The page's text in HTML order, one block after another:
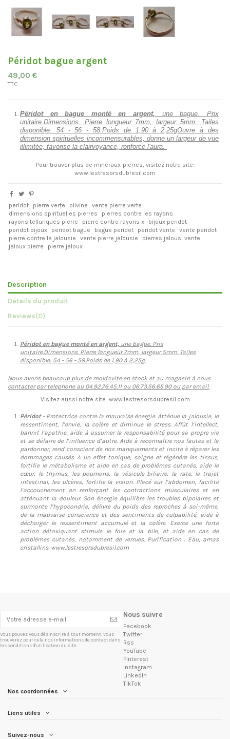
Péridot bague argent
49,00 €
TTC
Péridot en bague monté en argent, une bague. Prix
unitaire.Dimensions. Pierre longueur 7mm, largeur 5mm. Tailes
disponible: 54 - 56 - 58.Poids de 1,90 à 2,25gOuvre à des
dimension spirituelles incommensurables, donne un largeur de vue
illimitée, favorise la clairvoyance, renforce l'aura.
Pour trouver plus de mineraux-pierres, visitez notre site:
www.lestresorsdubresil.com
peridot pierre verte olivine
vente pierre verte
dimensions spirituelles pierres
pierres contre les rayons
rayons telluriques pierre
pierre contre rayons x
bijoux peridot
peridot bijoux
peridot bague bague peridot peridot vente
vente peridot
pierre contre la jalousie
vente pierre jalousie
pierres jalousi vente
jaloux pierre
pierre jaloux
Description
Détails du produit
Reviews(0)
Péridot en bague monté en argent, une bague. Prix
unitaire.Dimensions. Pierre longueur 7mm, largeur 5mm. Tailes
disponible: 54 - 56 - 58.Poids de 1,90 à 2,25g.
Nous avons beaucoup plus de moldavite en stock et au magasin à nous
contacter par telephone au 04.92.76.45.11 ou 06.73.56.65.90 ou par email.
Visitez aussi notre site: www.lestresorsdubresil.com
Péridot - Protectrice contre la mauvaise énergie. Atténue la jalousie, le
ressentiment, l’envie, la colère et diminue le stress. Affût l’intellect,
bannit l’apathie, aide à assumer la responsabilité pour sa propre vie
et se défaire de l’influence d’autre. Aide à reconnaître nos fautes et la
pardonner, rend conscient de nos manquements et incite à réparer les
dommages causés. A un effet tonique, soigne et régénère les tissus,
fortifie le métabolisme et aide en cas de problèmes cutanés, aide le
cœur, le thymus, les poumons, la vésicule biliaire, la rate, le trajet
intestinal, les ulcères, fortifie la vision. Placé sur l’abdomen, facilite
l’accouchement en renforçant les contractions musculaires et en
atténuant la douleur. Son énergie équilibre les troubles bipolaires et
surmonte l’hypocondrie, délivre du poids des reproches à soi-même,
de la mauvaise conscience et des sentiments de culpabilité, aide à
décharger le ressentiment accumulé et la colère. Exerce une forte
action détoxiquant stimule le foie et la bile, et aide en cas de
problèmes cutanés, notamment de verrues. Purification : Eau, amas
cristallins. www.lestresorsdubresil.com
Vous pouvez vous désinscrire à tout moment. Vous
trouverez pour cela nos informations de contact dans
les conditions d'utilisation du site.
Nous suivre
Facebook
Twitter
Rss
YouTube
Pinterest
Instagram
LinkedIn
TikTok
Nos coordonnées
Liens utiles
Suivez-nous